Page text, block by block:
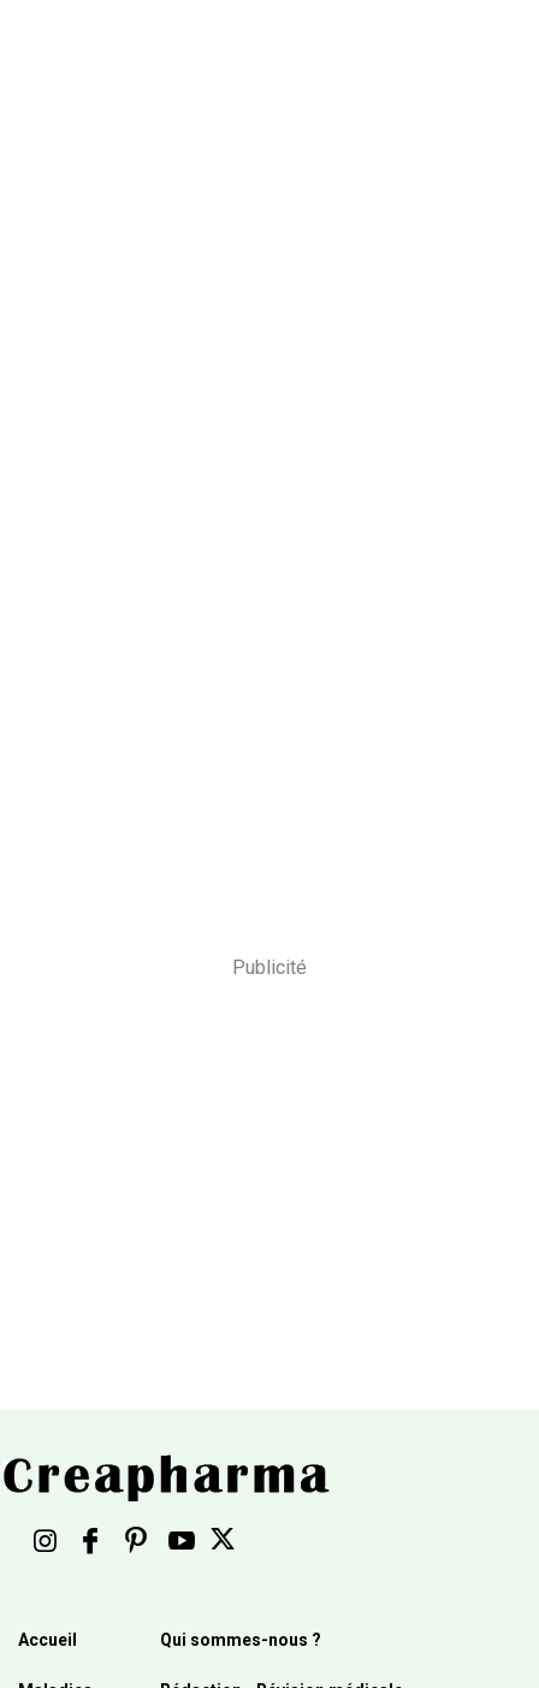
Publicité
Accueil Qui sommes-nous ?